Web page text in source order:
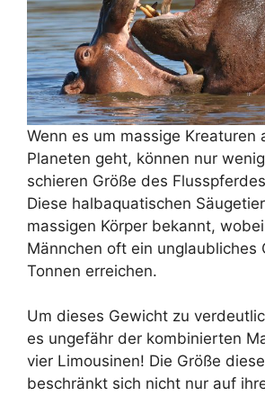
Wenn es um massige Kreaturen
Planeten geht, können nur
schieren Größe des
Diese halbaquatischen
massigen Körper bekannt,
Männchen oft ein unglaubliches
Tonnen erreichen.
Um dieses Gewicht zu
es ungefähr der kombinierten
vier Limousinen! Die Größe
beschränkt sich nicht nur auf